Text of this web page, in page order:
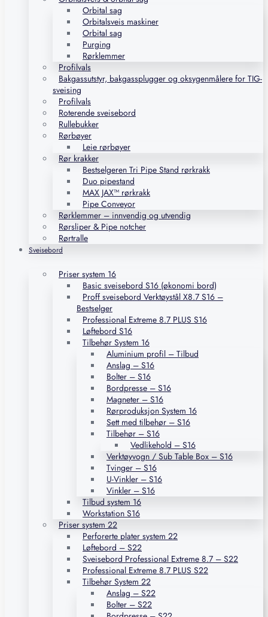
Orbital sag
Orbitalsveis maskiner
Orbital sag
Purging
Rørklemmer
Profilvals
Bakgassutstyr, bakgassplugger og oksygenmålere for TIG-
sveising
Profilvals
Roterende sveisebord
Rullebukker
Rørbøyer
Leie rørbøyer
Rør krakker
Bestselgeren Tri Pipe Stand rørkrakk
Duo pipestand
MAX JAX™ rørkrakk
Pipe Conveyor
Rørklemmer – innvendig og utvendig
Rørsliper & Pipe notcher
Rørtralle
Sveisebord
Priser system 16
Basic sveisebord S16 (økonomi bord)
Proff sveisebord Verktøystål X8.7 S16 –
Bestselger
Professional Extreme 8.7 PLUS S16
Løftebord S16
Tilbehør System 16
Aluminium profil – Tilbud
Anslag – S16
Bolter – S16
Bordpresse – S16
Magneter – S16
Rørproduksjon System 16
Sett med tilbehør – S16
Tilbehør – S16
Vedlikehold – S16
Verktøyvogn / Sub Table Box – S16
Tvinger – S16
U-Vinkler – S16
Vinkler – S16
Tilbud system 16
Workstation S16
Priser system 22
Perforerte plater system 22
Løftebord – S22
Sveisebord Professional Extreme 8.7 – S22
Professional Extreme 8.7 PLUS S22
Tilbehør System 22
Anslag – S22
Bolter – S22